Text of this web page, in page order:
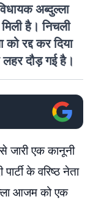
अब्दुल्ला
है। निचली
रद्द कर दिया
दौड़ गई है।
जारी एक कानूनी
के वरिष्ठ नेता
आजम को एक